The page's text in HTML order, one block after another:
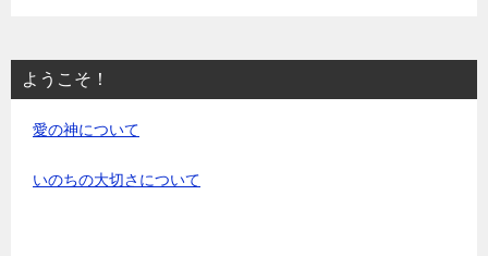
ようこそ！
愛の神について
いのちの大切さについて